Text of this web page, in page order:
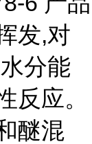
发,对
分能
反应。
醚混